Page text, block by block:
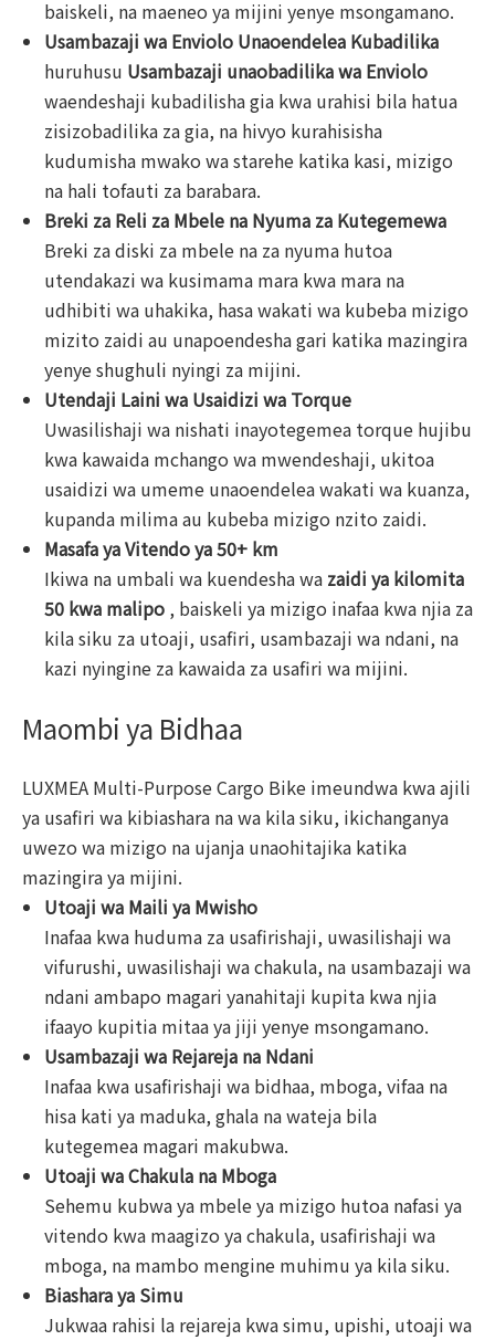
baiskeli, na maeneo ya mijini yenye msongamano.
Usambazaji wa Enviolo Unaoendelea Kubadilika
huruhusu Usambazaji unaobadilika wa Enviolo
waendeshaji kubadilisha gia kwa urahisi bila hatua
zisizobadilika za gia, na hivyo kurahisisha
kudumisha mwako wa starehe katika kasi, mizigo
na hali tofauti za barabara.
Breki za Reli za Mbele na Nyuma za Kutegemewa
Breki za diski za mbele na za nyuma hutoa
utendakazi wa kusimama mara kwa mara na
udhibiti wa uhakika, hasa wakati wa kubeba mizigo
mizito zaidi au unapoendesha gari katika mazingira
yenye shughuli nyingi za mijini.
Utendaji Laini wa Usaidizi wa Torque
Uwasilishaji wa nishati inayotegemea torque hujibu
kwa kawaida mchango wa mwendeshaji, ukitoa
usaidizi wa umeme unaoendelea wakati wa kuanza,
kupanda milima au kubeba mizigo nzito zaidi.
Masafa ya Vitendo ya 50+ km
Ikiwa na umbali wa kuendesha wa zaidi ya kilomita
50 kwa malipo , baiskeli ya mizigo inafaa kwa njia za
kila siku za utoaji, usafiri, usambazaji wa ndani, na
kazi nyingine za kawaida za usafiri wa mijini.
Maombi ya Bidhaa
LUXMEA Multi-Purpose Cargo Bike imeundwa kwa ajili
ya usafiri wa kibiashara na wa kila siku, ikichanganya
uwezo wa mizigo na ujanja unaohitajika katika
mazingira ya mijini.
Utoaji wa Maili ya Mwisho
Inafaa kwa huduma za usafirishaji, uwasilishaji wa
vifurushi, uwasilishaji wa chakula, na usambazaji wa
ndani ambapo magari yanahitaji kupita kwa njia
ifaayo kupitia mitaa ya jiji yenye msongamano.
Usambazaji wa Rejareja na Ndani
Inafaa kwa usafirishaji wa bidhaa, mboga, vifaa na
hisa kati ya maduka, ghala na wateja bila
kutegemea magari makubwa.
Utoaji wa Chakula na Mboga
Sehemu kubwa ya mbele ya mizigo hutoa nafasi ya
vitendo kwa maagizo ya chakula, usafirishaji wa
mboga, na mambo mengine muhimu ya kila siku.
Biashara ya Simu
Jukwaa rahisi la rejareja kwa simu, upishi, utoaji wa